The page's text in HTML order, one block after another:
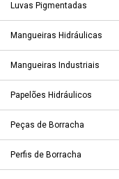
Luvas Pigmentadas
Mangueiras Hidráulicas
Mangueiras Industriais
Papelões Hidráulicos
Peças de Borracha
Perfis de Borracha